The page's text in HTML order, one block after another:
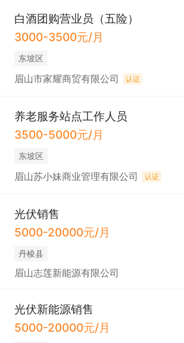
白酒团购营业员（五险）
3000-3500元/月
东坡区
眉山市家耀商贸有限公司 认证
养老服务站点工作人员
3500-5000元/月
东坡区
眉山苏小妹商业管理有限公司 认证
光伏销售
5000-20000元/月
丹棱县
眉山志莲新能源有限公司
光伏新能源销售
5000-20000元/月